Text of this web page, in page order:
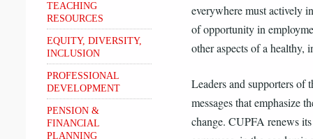
everywhere must actively
of opportunity in
other aspects of a healthy,
Leaders and supporters of
messages that emphasize
change. CUPFA renews
TEACHING
RESOURCES
EQUITY, DIVERSITY,
INCLUSION
PROFESSIONAL
DEVELOPMENT
PENSION &
FINANCIAL
PLANNING